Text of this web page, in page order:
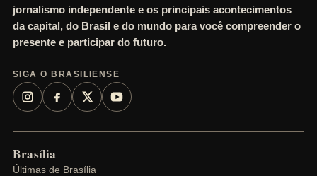
jornalismo independente e os principais acontecimentos
da capital, do Brasil e do mundo para você compreender o
presente e participar do futuro.
SIGA O BRASILIENSE
Brasília
Últimas de Brasília